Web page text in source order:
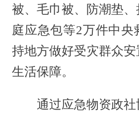
被、毛巾被、防潮垫
庭应急包等2万件中央
持地方做好受灾群众
生活保障。
通过应急物资政社